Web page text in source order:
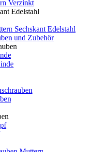
Verzinkt
Edelstahl
Sechskant Edelstahl
und Zubehör